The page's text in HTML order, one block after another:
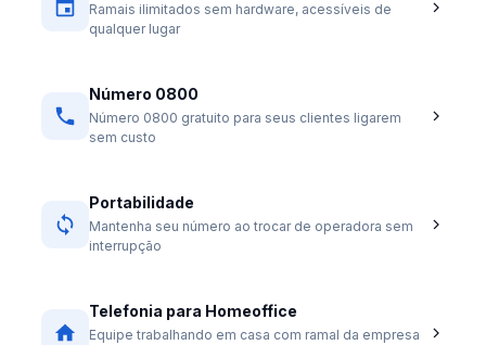
Ramais ilimitados sem hardware, acessíveis de
qualquer lugar
Número 0800
Número 0800 gratuito para seus clientes ligarem
sem custo
Portabilidade
Mantenha seu número ao trocar de operadora sem
interrupção
Telefonia para Homeoffice
Equipe trabalhando em casa com ramal da empresa